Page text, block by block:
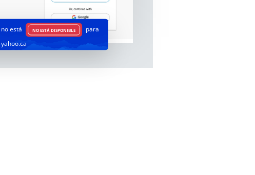
no está NO ESTÁ DISPONIBLE
para
yahoo.ca